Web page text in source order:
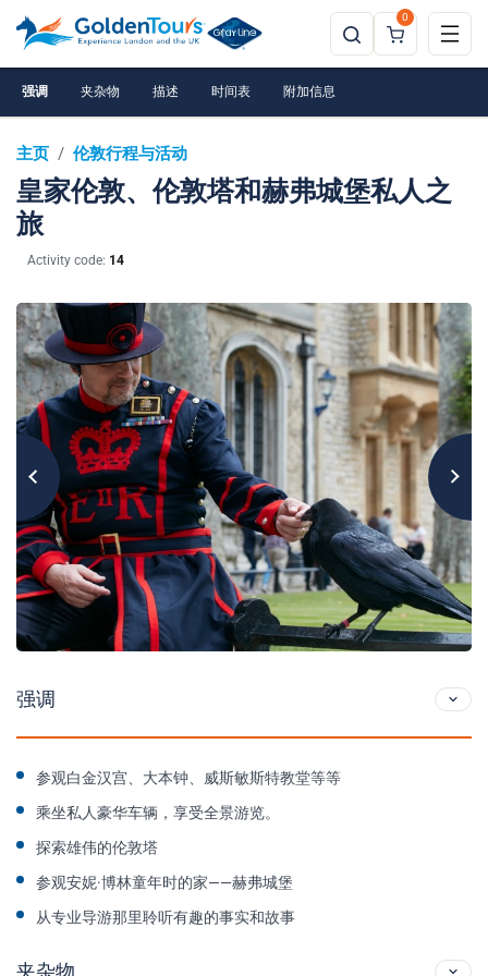
0
主页 / 伦敦行程与活动
皇家伦敦、伦敦塔和赫弗城堡私人之
旅
Activity code: 14
强调 夹杂物 描述 时间表 附加信息
强调
参观白金汉宫、大本钟、威斯敏斯特教堂等等
乘坐私人豪华车辆，享受全景游览。
探索雄伟的伦敦塔
参观安妮·博林童年时的家——赫弗城堡
从专业导游那里聆听有趣的事实和故事